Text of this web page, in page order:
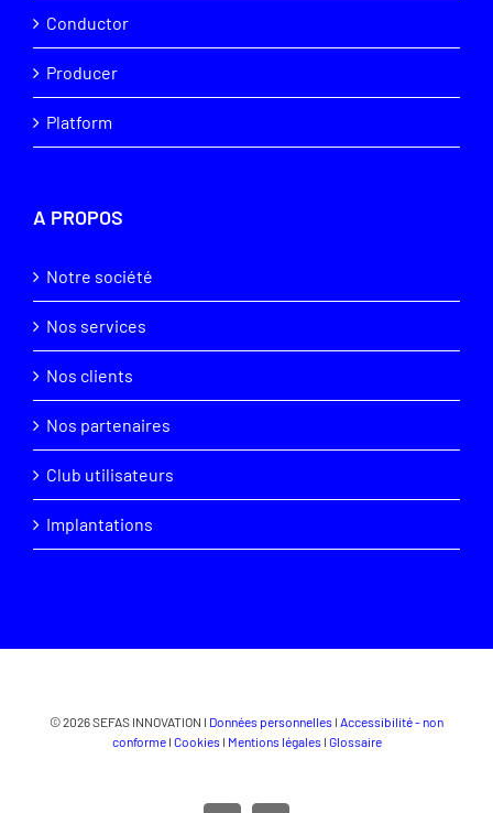
Conductor
Producer
Platform
A PROPOS
Notre société
Nos services
Nos clients
Nos partenaires
Club utilisateurs
Implantations
© 2026 SEFAS INNOVATION I Données personnelles I Accessibilité - non
conformeI Cookies I Mentions légales I Glossaire